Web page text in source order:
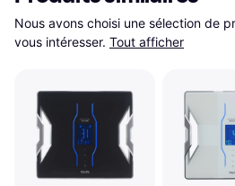
Nous avons choisi une sélection de
vous intéresser. Tout afficher